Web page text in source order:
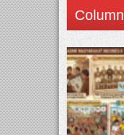
Column